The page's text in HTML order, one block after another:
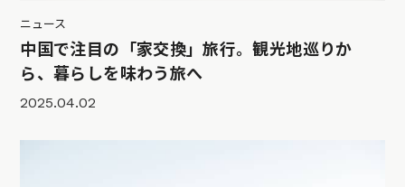
ニュース
中国で注目の「家交換」旅行。観光地巡りか
ら、暮らしを味わう旅へ
2025.04.02